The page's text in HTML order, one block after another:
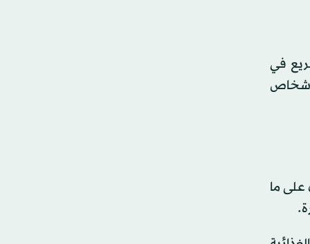
في
على ما